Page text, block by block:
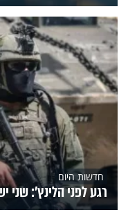
חדשות היום
רגע לפני הלינץ': שני